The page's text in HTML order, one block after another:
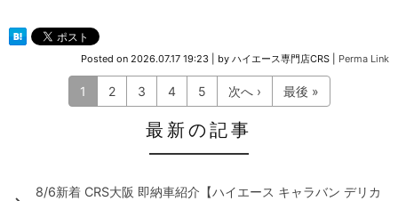
Posted on 2026.07.17 19:23 by ハイエース専門店CRS Perma Link
1 2 3 4 5 次へ › 最後 »
最新の記事
8/6新着 CRS大阪 即納車紹介【ハイエース キャラバン デリカ